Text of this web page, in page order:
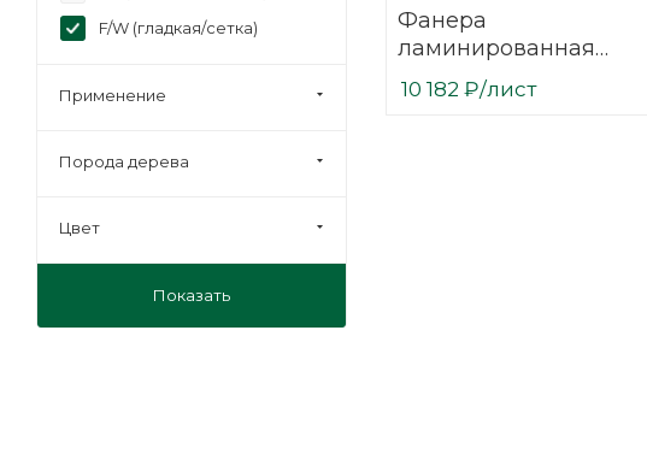
Фанера
ламинированная
(ФОФ) 21 мм 3000х1500
мм F/W сорт 1/1
10 182 ₽/лист
F/W (гладкая/сетка)
Применение
Порода дерева
Цвет
Показать